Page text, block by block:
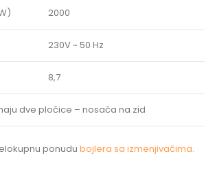
2000
230V ~ 50 Hz
8,7
dve pločice – nosača na zid
ponudu bojlera sa izmenjivačima.